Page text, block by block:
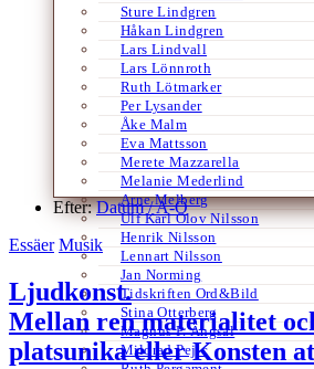
Sture Lindgren
Håkan Lindgren
Lars Lindvall
Lars Lönnroth
Ruth Lötmarker
Per Lysander
Åke Malm
Eva Mattsson
Merete Mazzarella
Melanie Mederlind
Arne Melberg
Ulf Karl Olov Nilsson
Henrik Nilsson
Lennart Nilsson
Jan Norming
Tidskriften Ord&Bild
Stina Otterberg
Magnus P. Ängsal
Milorad Pejic
Efter:Datum /A-Ö
Essäer Musik
Ljudkonst.
Mellan ren materialitet
platsunika eller Konsten